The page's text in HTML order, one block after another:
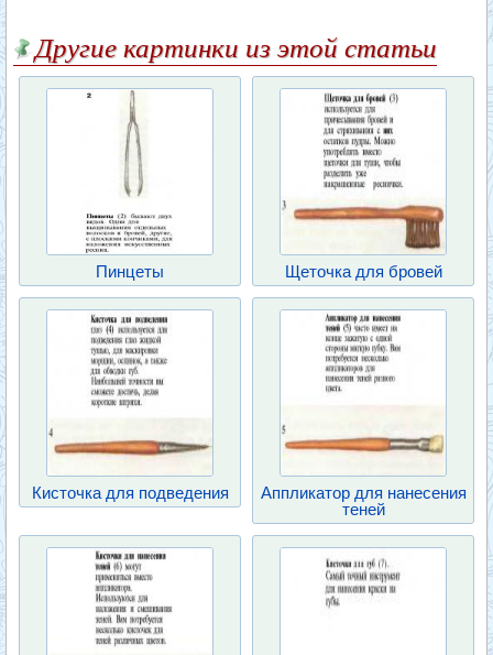
Другие картинки из этой статьи
Пинцеты Щеточка для бровей
Кисточка для подведения
Аппликатор для нанесения
теней